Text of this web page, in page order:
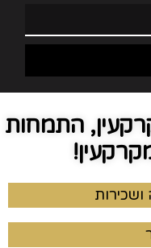
התמחות